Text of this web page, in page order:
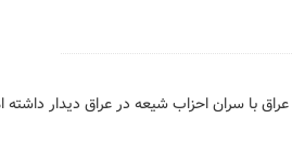
با سران احزاب شیعه در عراق دیدار داشته